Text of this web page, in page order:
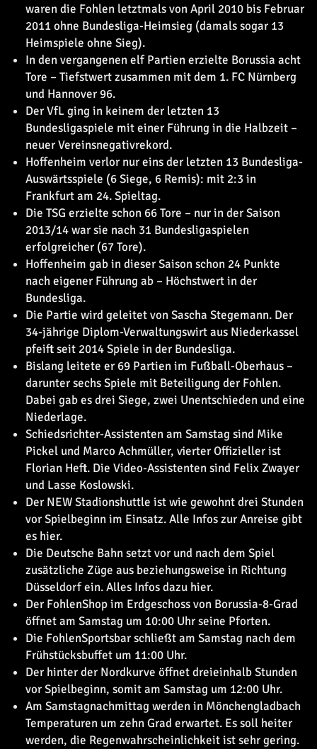
waren die Fohlen letztmals von April 2010 bis Februar
2011 ohne Bundesliga-Heimsieg (damals sogar 13
Heimspiele ohne Sieg).
In den vergangenen elf Partien erzielte Borussia acht
Tore – Tiefstwert zusammen mit dem 1. FC Nürnberg
und Hannover 96.
Der VfL ging in keinem der letzten 13
Bundesligaspiele mit einer Führung in die Halbzeit –
neuer Vereinsnegativrekord.
Hoffenheim verlor nur eins der letzten 13 Bundesliga-
Auswärtsspiele (6 Siege, 6 Remis): mit 2:3 in
Frankfurt am 24. Spieltag.
Die TSG erzielte schon 66 Tore – nur in der Saison
2013/14 war sie nach 31 Bundesligaspielen
erfolgreicher (67 Tore).
Hoffenheim gab in dieser Saison schon 24 Punkte
nach eigener Führung ab – Höchstwert in der
Bundesliga.
Die Partie wird geleitet von Sascha Stegemann. Der
34-jährige Diplom-Verwaltungswirt aus Niederkassel
pfeift seit 2014 Spiele in der Bundesliga.
Bislang leitete er 69 Partien im Fußball-Oberhaus –
darunter sechs Spiele mit Beteiligung der Fohlen.
Dabei gab es drei Siege, zwei Unentschieden und eine
Niederlage.
Schiedsrichter-Assistenten am Samstag sind Mike
Pickel und Marco Achmüller, vierter Offizieller ist
Florian Heft. Die Video-Assistenten sind Felix Zwayer
und Lasse Koslowski.
Der NEW Stadionshuttle ist wie gewohnt drei Stunden
vor Spielbeginn im Einsatz. Alle Infos zur Anreise gibt
es hier.
Die Deutsche Bahn setzt vor und nach dem Spiel
zusätzliche Züge aus beziehungsweise in Richtung
Düsseldorf ein. Alles Infos dazu hier.
Der FohlenShop im Erdgeschoss von Borussia-8-Grad
öffnet am Samstag um 10:00 Uhr seine Pforten.
Die FohlenSportsbar schließt am Samstag nach dem
Frühstücksbuffet um 11:00 Uhr.
Der hinter der Nordkurve öffnet dreieinhalb Stunden
vor Spielbeginn, somit am Samstag um 12:00 Uhr.
Am Samstagnachmittag werden in Mönchengladbach
Temperaturen um zehn Grad erwartet. Es soll heiter
werden, die Regenwahrscheinlichkeit ist sehr gering.